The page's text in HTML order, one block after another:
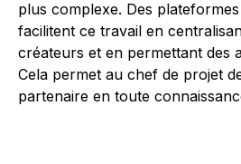
plus complexe. Des
facilitent ce travail en
créateurs et en permettant des
Cela permet au chef de projet
partenaire en toute